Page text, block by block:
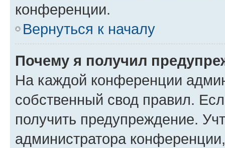
конференции.
Вернуться к началу
Почему я получил
На каждой конференции
собственный свод правил.
получить предупреждение.
администратора